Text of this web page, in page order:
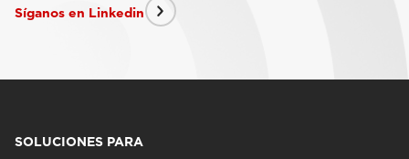
Síganos en Linkedin
SOLUCIONES PARA